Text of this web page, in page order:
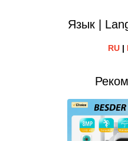
Язык |
RU|